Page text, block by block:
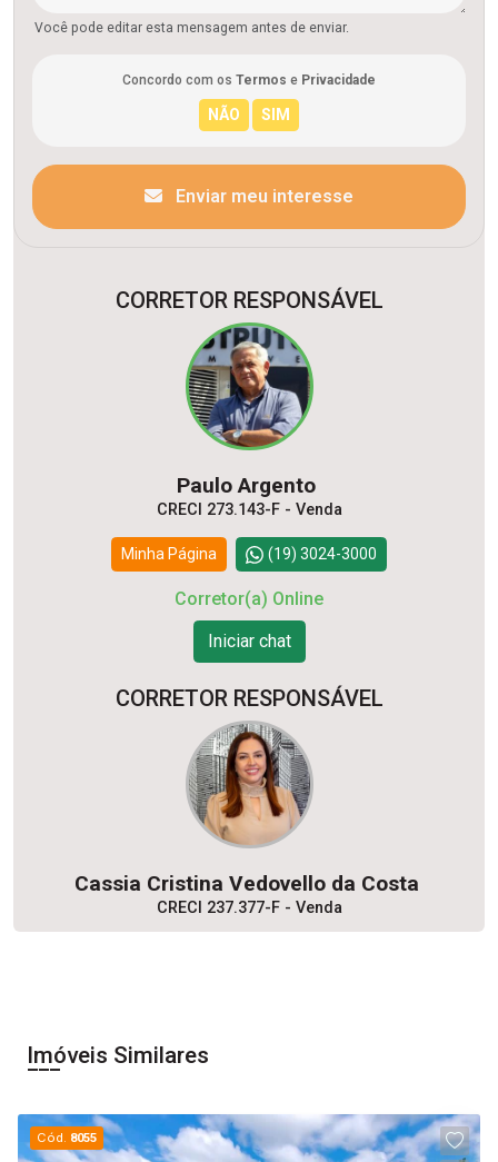
Você pode editar esta mensagem antes de enviar.
Concordo com os Termos e Privacidade
Enviar meu interesse
CORRETOR RESPONSÁVEL
Paulo Argento
CRECI 273.143-F - Venda
Minha Página (19) 3024-3000
Corretor(a) Online
Iniciar chat
CORRETOR RESPONSÁVEL
Cassia Cristina Vedovello da Costa
CRECI 237.377-F - Venda
Imóveis Similares
Cód. 8055